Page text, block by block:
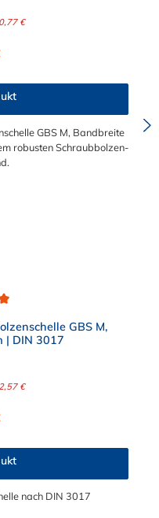
0,77 €
Preis:
GBS M,
| DIN 3017
2,57 €
Preis: